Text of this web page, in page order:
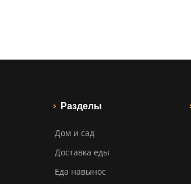
Разделы
Дом и сад
Доставка еды
Еда навынос